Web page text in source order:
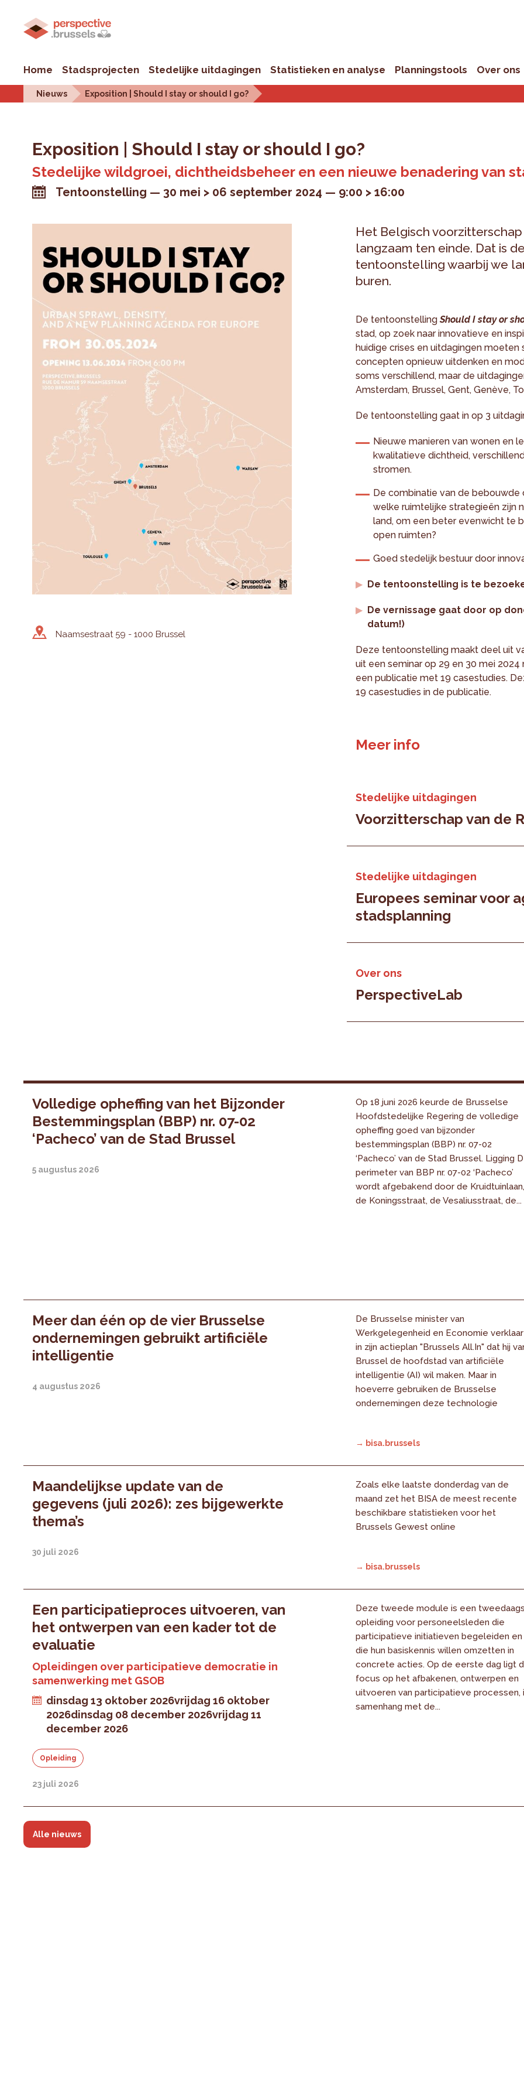
Home Stadsprojecten Stedelijke uitdagingen Statistieken en analyse Planningstools Over ons
Nieuws Exposition | Should I stay or should I go?
Exposition | Should I stay or should I go?
Stedelijke wildgroei, dichtheidsbeheer en een nieuwe benadering van
Tentoonstelling 30 mei > 06 september 2024 9:00 > 16:00
Naamsestraat 59 - 1000 Brussel
Het Belgisch
langzaam ten einde. Dat is
tentoonstelling waarbij we
buren.
De tentoonstellingShould I stay or
stad, op zoek naar innovatieve en
huidige crises en uitdagingen
concepten opnieuw uitdenken en
soms verschillend, maar de
Amsterdam, Brussel, Gent, Genève,
De tentoonstelling gaat in op 3
Nieuwe manieren van wonen en
kwalitatieve dichtheid,
stromen.
De combinatie van de
welke ruimtelijke strategieën zijn
land, om een beter evenwicht te
open ruimten?
Goed stedelijk bestuur door
De tentoonstelling is te
De vernissage gaat door op
datum!)
Deze tentoonstelling maakt deel uit
uit een seminar op 29 en 30 mei
een publicatie met 19 casestudies.
19 casestudies in de publicatie.
Meer info
Stedelijke uitdagingen
Voorzitterschap van de
Stedelijke uitdagingen
Europees seminar voor
stadsplanning
Over ons
PerspectiveLab
Volledige opheffing van het Bijzonder
Bestemmingsplan (BBP) nr. 07-02
‘Pacheco’ van de Stad Brussel
5 augustus 2026
Op 18 juni 2026 keurde de Brusselse
Hoofdstedelijke Regering de volledige
opheffing goed van bijzonder
bestemmingsplan (BBP) nr. 07-02
‘Pacheco’ van de Stad Brussel. Ligging
perimeter van BBP nr. 07-02 ‘Pacheco’
wordt afgebakend door de
de Koningsstraat, de Vesaliusstraat, de...
Meer dan één op de vier Brusselse
ondernemingen gebruikt artificiële
intelligentie
4 augustus 2026
De Brusselse minister van
Werkgelegenheid en Economie
in zijn actieplan "Brussels All.In" dat hij
Brussel de hoofdstad van artificiële
intelligentie (AI) wil maken. Maar in
hoeverre gebruiken de Brusselse
ondernemingen deze technologie
→ bisa.brussels
Maandelijkse update van de
gegevens (juli 2026): zes bijgewerkte
thema’s
30 juli 2026
Zoals elke laatste donderdag van de
maand zet het BISA de meest recente
beschikbare statistieken voor het
Brussels Gewest online
→ bisa.brussels
Een participatieproces uitvoeren, van
het ontwerpen van een kader tot de
evaluatie
Opleidingen over participatieve democratie in
samenwerking met GSOB
dinsdag 13 oktober 2026vrijdag 16 oktober
2026dinsdag 08 december 2026vrijdag 11
december 2026
Opleiding
23 juli 2026
Deze tweede module is een
opleiding voor personeelsleden die
participatieve initiatieven begeleiden en
die hun basiskennis willen omzetten in
concrete acties. Op de eerste dag ligt
focus op het afbakenen, ontwerpen en
uitvoeren van participatieve processen,
samenhang met de...
Alle nieuws